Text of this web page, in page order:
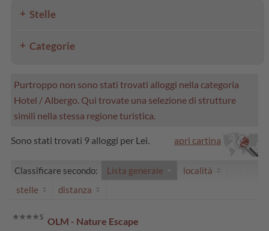
Stelle
Categorie
Purtroppo non sono stati trovati alloggi nella categoria
Hotel / Albergo. Qui trovate una selezione di strutture
simili nella stessa regione turistica.
apri cartina
Sono stati trovati 9 alloggi per Lei.
Classificare secondo: Lista generale
località
stelle
distanza
OLM - Nature Escape